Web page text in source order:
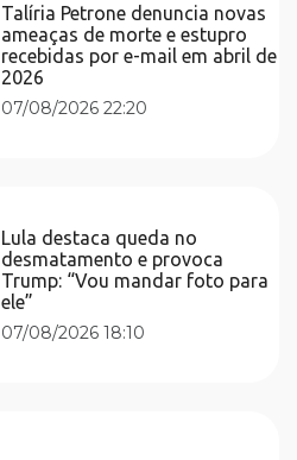
Talíria Petrone denuncia novas
ameaças de morte e estupro
recebidas por e-mail em abril de
2026
07/08/2026 22:20
Lula destaca queda no
desmatamento e provoca
Trump: “Vou mandar foto para
ele”
07/08/2026 18:10